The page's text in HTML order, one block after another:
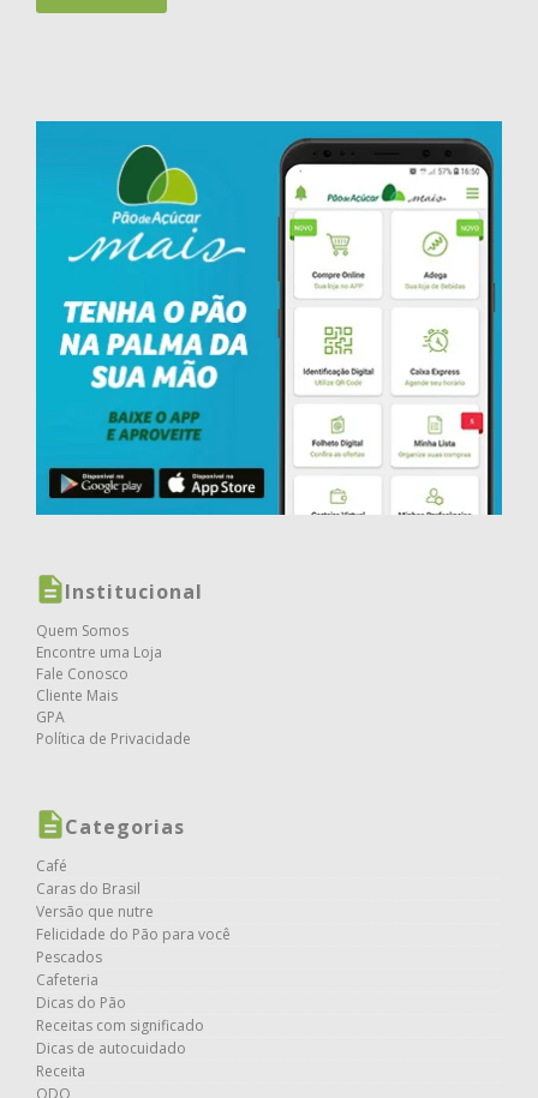
Institucional
Quem Somos
Encontre uma Loja
Fale Conosco
Cliente Mais
GPA
Política de Privacidade
Categorias
Café
Caras do Brasil
Versão que nutre
Felicidade do Pão para você
Pescados
Cafeteria
Dicas do Pão
Receitas com significado
Dicas de autocuidado
Receita
QDO